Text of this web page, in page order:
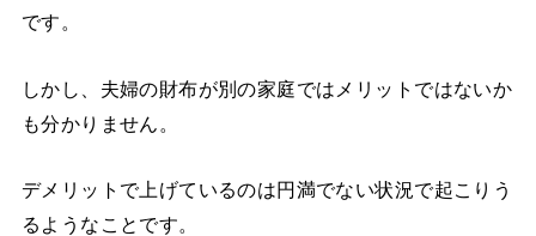
です。
しかし、夫婦の財布が別の家庭ではメリットではないか
も分かりません。
デメリットで上げているのは円満でない状況で起こりう
るようなことです。